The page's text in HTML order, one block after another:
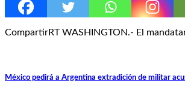
CompartirRT WASHINGTON.- El
México pedirá a Argentina extradición de militar